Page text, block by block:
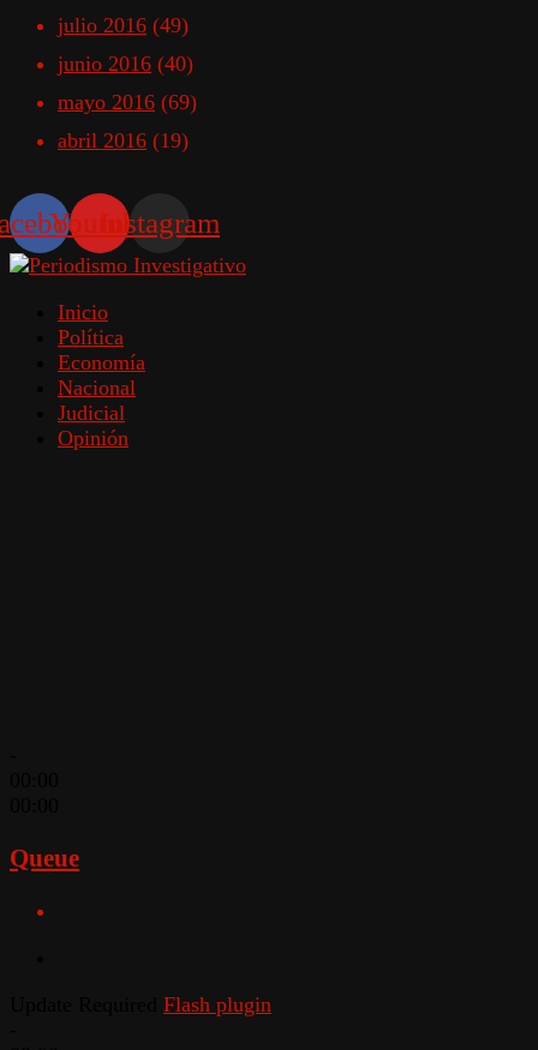
julio 2016 (49)
junio 2016 (40)
mayo 2016 (69)
abril 2016 (19)
YoutubeInstagram
Inicio
Política
Economía
Nacional
Judicial
Opinión
Queue
Flash plugin